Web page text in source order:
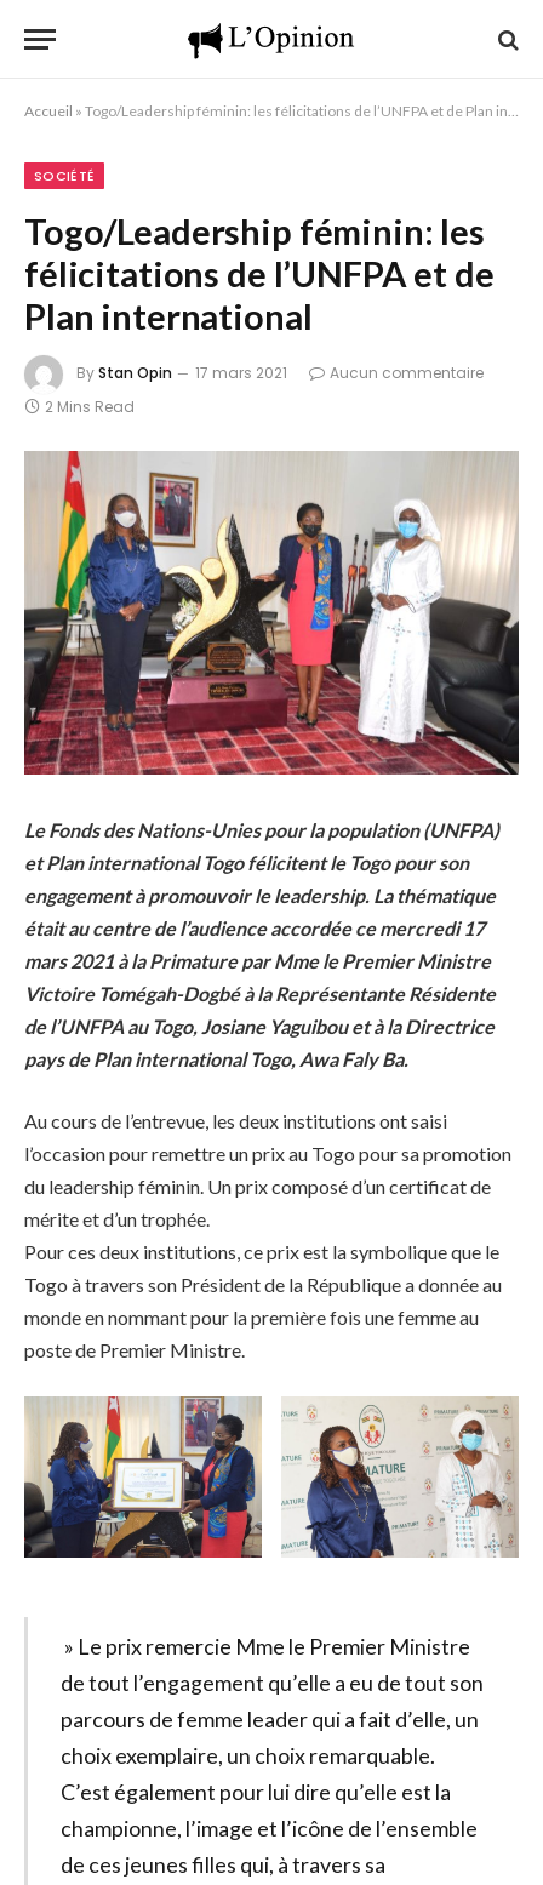
Accueil » Togo/Leadership féminin: les félicitations de l’UNFPA et de Plan international
SOCIÉTÉ
Togo/Leadership féminin: les
félicitations de l’UNFPA et de
Plan international
ByStan Opin 17 mars 2021
Aucun commentaire
2 Mins Read
Le Fonds des Nations-Unies pour la population (UNFPA)
et Plan international Togo félicitent le Togo pour son
engagement à promouvoir le leadership. La thématique
était au centre de l’audience accordée ce mercredi 17
mars 2021 à la Primature par Mme le Premier Ministre
Victoire Tomégah-Dogbé à la Représentante Résidente
de l’UNFPA au Togo, Josiane Yaguibou et à la Directrice
pays de Plan international Togo, Awa Faly Ba.
Au cours de l’entrevue, les deux institutions ont saisi
l’occasion pour remettre un prix au Togo pour sa promotion
du leadership féminin. Un prix composé d’un certificat de
mérite et d’un trophée.
Pour ces deux institutions, ce prix est la symbolique que le
Togo à travers son Président de la République a donnée au
monde en nommant pour la première fois une femme au
poste de Premier Ministre.
» Le prix remercie Mme le Premier Ministre
de tout l’engagement qu’elle a eu de tout son
parcours de femme leader qui a fait d’elle, un
choix exemplaire, un choix remarquable.
C’est également pour lui dire qu’elle est la
championne, l’image et l’icône de l’ensemble
de ces jeunes filles qui, à travers sa